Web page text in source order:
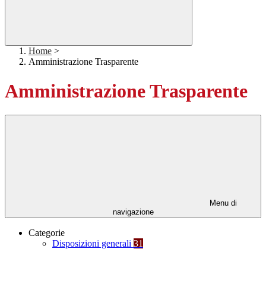
Home >
Amministrazione Trasparente
Amministrazione Trasparente
Menu di
navigazione
Categorie
Disposizioni generali 31